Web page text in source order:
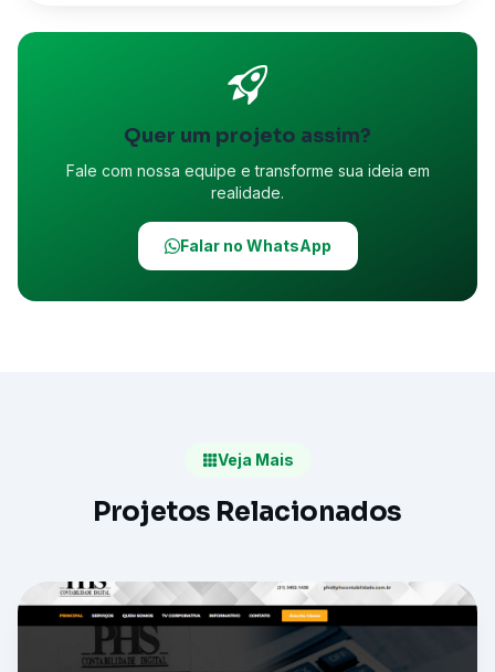
Quer um projeto assim?
Fale com nossa equipe e transforme sua ideia em
realidade.
Falar no WhatsApp
Veja Mais
Projetos Relacionados